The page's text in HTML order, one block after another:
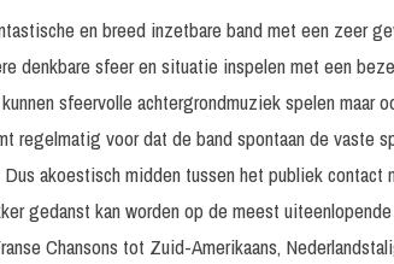
en breed inzetbare band met een zeer
denkbare sfeer en situatie inspelen met een
sfeervolle achtergrondmuziek spelen maar
regelmatig voor dat de band spontaan de vaste
akoestisch midden tussen het publiek contact
gedanst kan worden op de meest
Chansons tot Zuid-Amerikaans,